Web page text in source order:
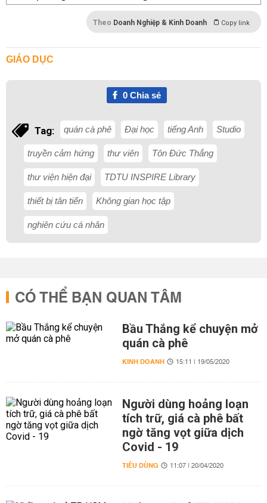
Theo Doanh Nghiệp & Kinh Doanh Copy link
GIÁO DỤC
0Chia sẻ
Tag: quán cà phê Đại học tiếng Anh Studio
truyền cảm hứng thư viên Tôn Đức Thắng
thư viện hiện đại TDTU INSPIRE Library
thiết bị tân tiến Không gian học tập
nghiên cứu cá nhân
CÓ THỂ BẠN QUAN TÂM
Bầu Thắng kể chuyện mở
quán cà phê
KINH DOANH 15:11 | 19/05/2020
Người dùng hoảng loạn
tích trữ, giá cà phê bất
ngờ tăng vọt giữa dịch
Covid - 19
TIÊU DÙNG 11:07 | 20/04/2020